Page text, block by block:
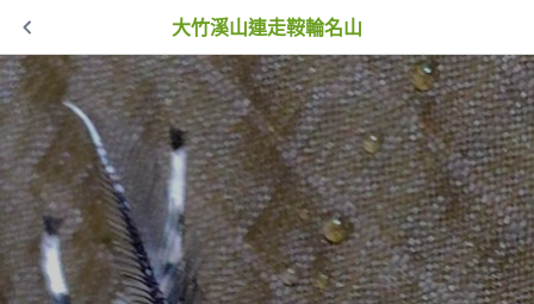
大竹溪山連走鞍輪名山